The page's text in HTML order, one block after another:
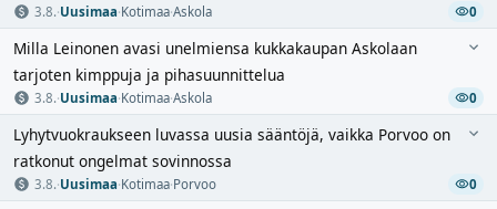
3.8.·Uusimaa·Kotimaa·Askola 0
Milla Leinonen avasi unelmiensa kukkakaupan Askolaan
tarjoten kimppuja ja pihasuunnittelua
3.8.·Uusimaa·Kotimaa·Askola 0
Lyhytvuokraukseen luvassa uusia sääntöjä, vaikka Porvoo on
ratkonut ongelmat sovinnossa
3.8.·Uusimaa·Kotimaa·Porvoo 0